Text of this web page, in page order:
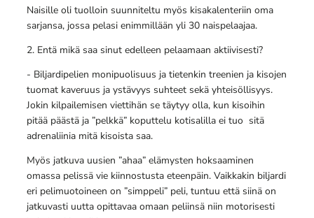
Naisille oli tuolloin suunniteltu myös kisakalenteriin oma
sarjansa, jossa pelasi enimmillään yli 30 naispelaajaa.
2. Entä mikä saa sinut edelleen pelaamaan aktiivisesti?
- Biljardipelien monipuolisuus ja tietenkin treenien ja kisojen
tuomat kaveruus ja ystävyys suhteet sekä yhteisöllisyys.
Jokin kilpailemisen viettihän se täytyy olla, kun kisoihin
pitää päästä ja ”pelkkä” koputtelu kotisalilla ei tuo sitä
adrenaliinia mitä kisoista saa.
Myös jatkuva uusien ”ahaa” elämysten hoksaaminen
omassa pelissä vie kiinnostusta eteenpäin. Vaikkakin biljardi
eri pelimuotoineen on ”simppeli” peli, tuntuu että siinä on
jatkuvasti uutta opittavaa omaan peliinsä niin motorisesti